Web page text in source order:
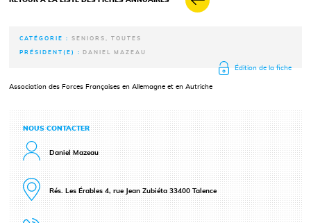
CATÉGORIE :SENIORS, TOUTES
PRÉSIDENT(E) : DANIEL MAZEAU
Édition de la fiche
Association des Forces Françaises en Allemagne et en Autriche
NOUS CONTACTER
Daniel Mazeau
Rés. Les Érables 4, rue Jean Zubiéta 33400 Talence